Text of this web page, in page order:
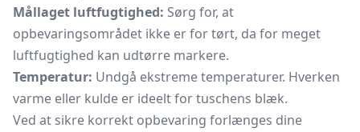
Mållaget luftfugtighed: Sørg for, at
opbevaringsområdet ikke er for tørt, da for meget
luftfugtighed kan udtørre markere.
Temperatur: Undgå ekstreme temperaturer. Hverken
varme eller kulde er ideelt for tuschens blæk.
Ved at sikre korrekt opbevaring forlænges dine